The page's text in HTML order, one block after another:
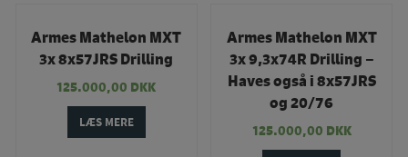
Armes Mathelon MXT
3x 8x57JRS Drilling
125.000,00 DKK
LÆS MERE
Armes Mathelon MXT
3x 9,3x74R Drilling –
Haves også i 8x57JRS
og 20/76
125.000,00 DKK